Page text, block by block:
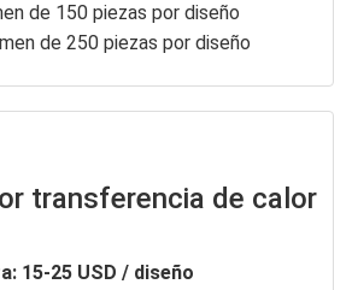
de 150 piezas por diseño
de 250 piezas por diseño
transferencia de calor
15-25 USD / diseño